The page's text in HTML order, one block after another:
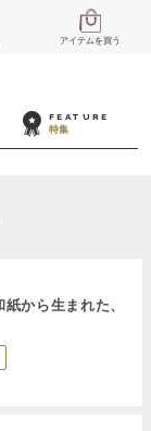
アイテムを買う
FEATURE
特集
から生まれた、